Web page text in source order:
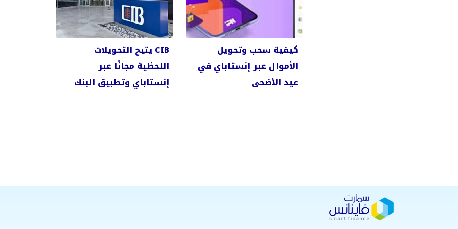
كيفية سحب وتحويل
الأموال عبر إنستاباي في
عيد الأضحى
CIB يتيح التحويلات
اللحظية مجانًا عبر
إنستاباي وتطبيق البنك